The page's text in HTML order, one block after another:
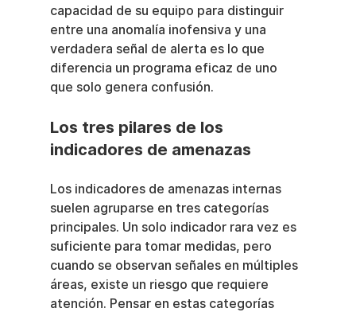
capacidad de su equipo para distinguir
entre una anomalía inofensiva y una
verdadera señal de alerta es lo que
diferencia un programa eficaz de uno
que solo genera confusión.
Los tres pilares de los
indicadores de amenazas
Los indicadores de amenazas internas
suelen agruparse en tres categorías
principales. Un solo indicador rara vez es
suficiente para tomar medidas, pero
cuando se observan señales en múltiples
áreas, existe un riesgo que requiere
atención. Pensar en estas categorías